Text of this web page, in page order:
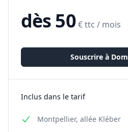
dès 50€ ttc / mois
Souscrire à
Inclus dans le tarif
Montpellier, allée Kléber